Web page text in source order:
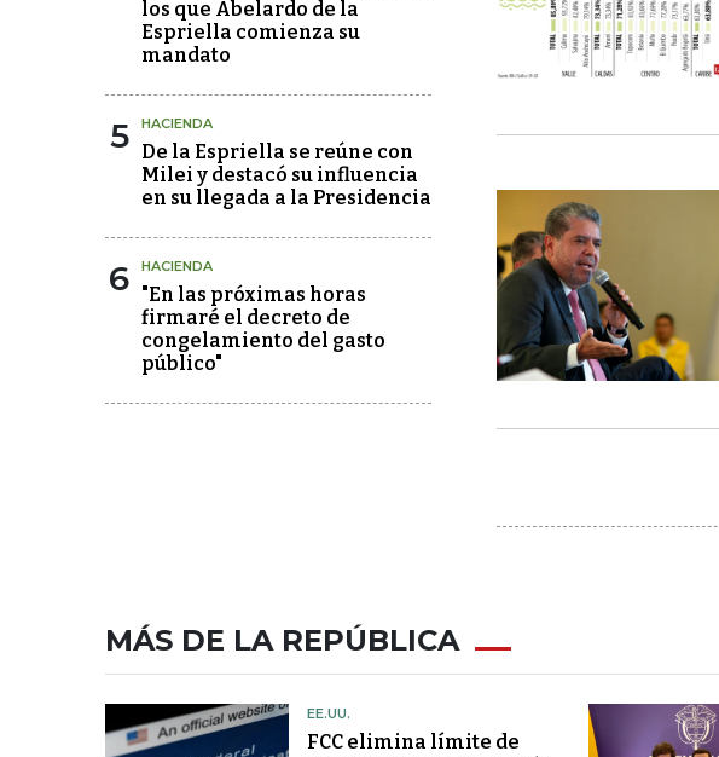
los que Abelardo de la
Espriella comienza su
mandato
5 HACIENDA
De la Espriella se reúne con
Milei y destacó su influencia
en su llegada a la Presidencia
6 HACIENDA
"En las próximas horas
firmaré el decreto de
congelamiento del gasto
público"
MÁS DE LA REPÚBLICA
EE.UU.
FCC elimina límite de